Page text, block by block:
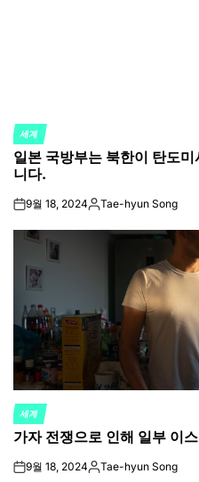
POSTED
IN
세계
일본 국방부는 북한이 탄도
니다.
on9월 18, 2024Posted
Tae-hyun Song
POSTED
IN
세계
가자 전쟁으로 인해 일부 이
on9월 18, 2024Posted
Tae-hyun Song